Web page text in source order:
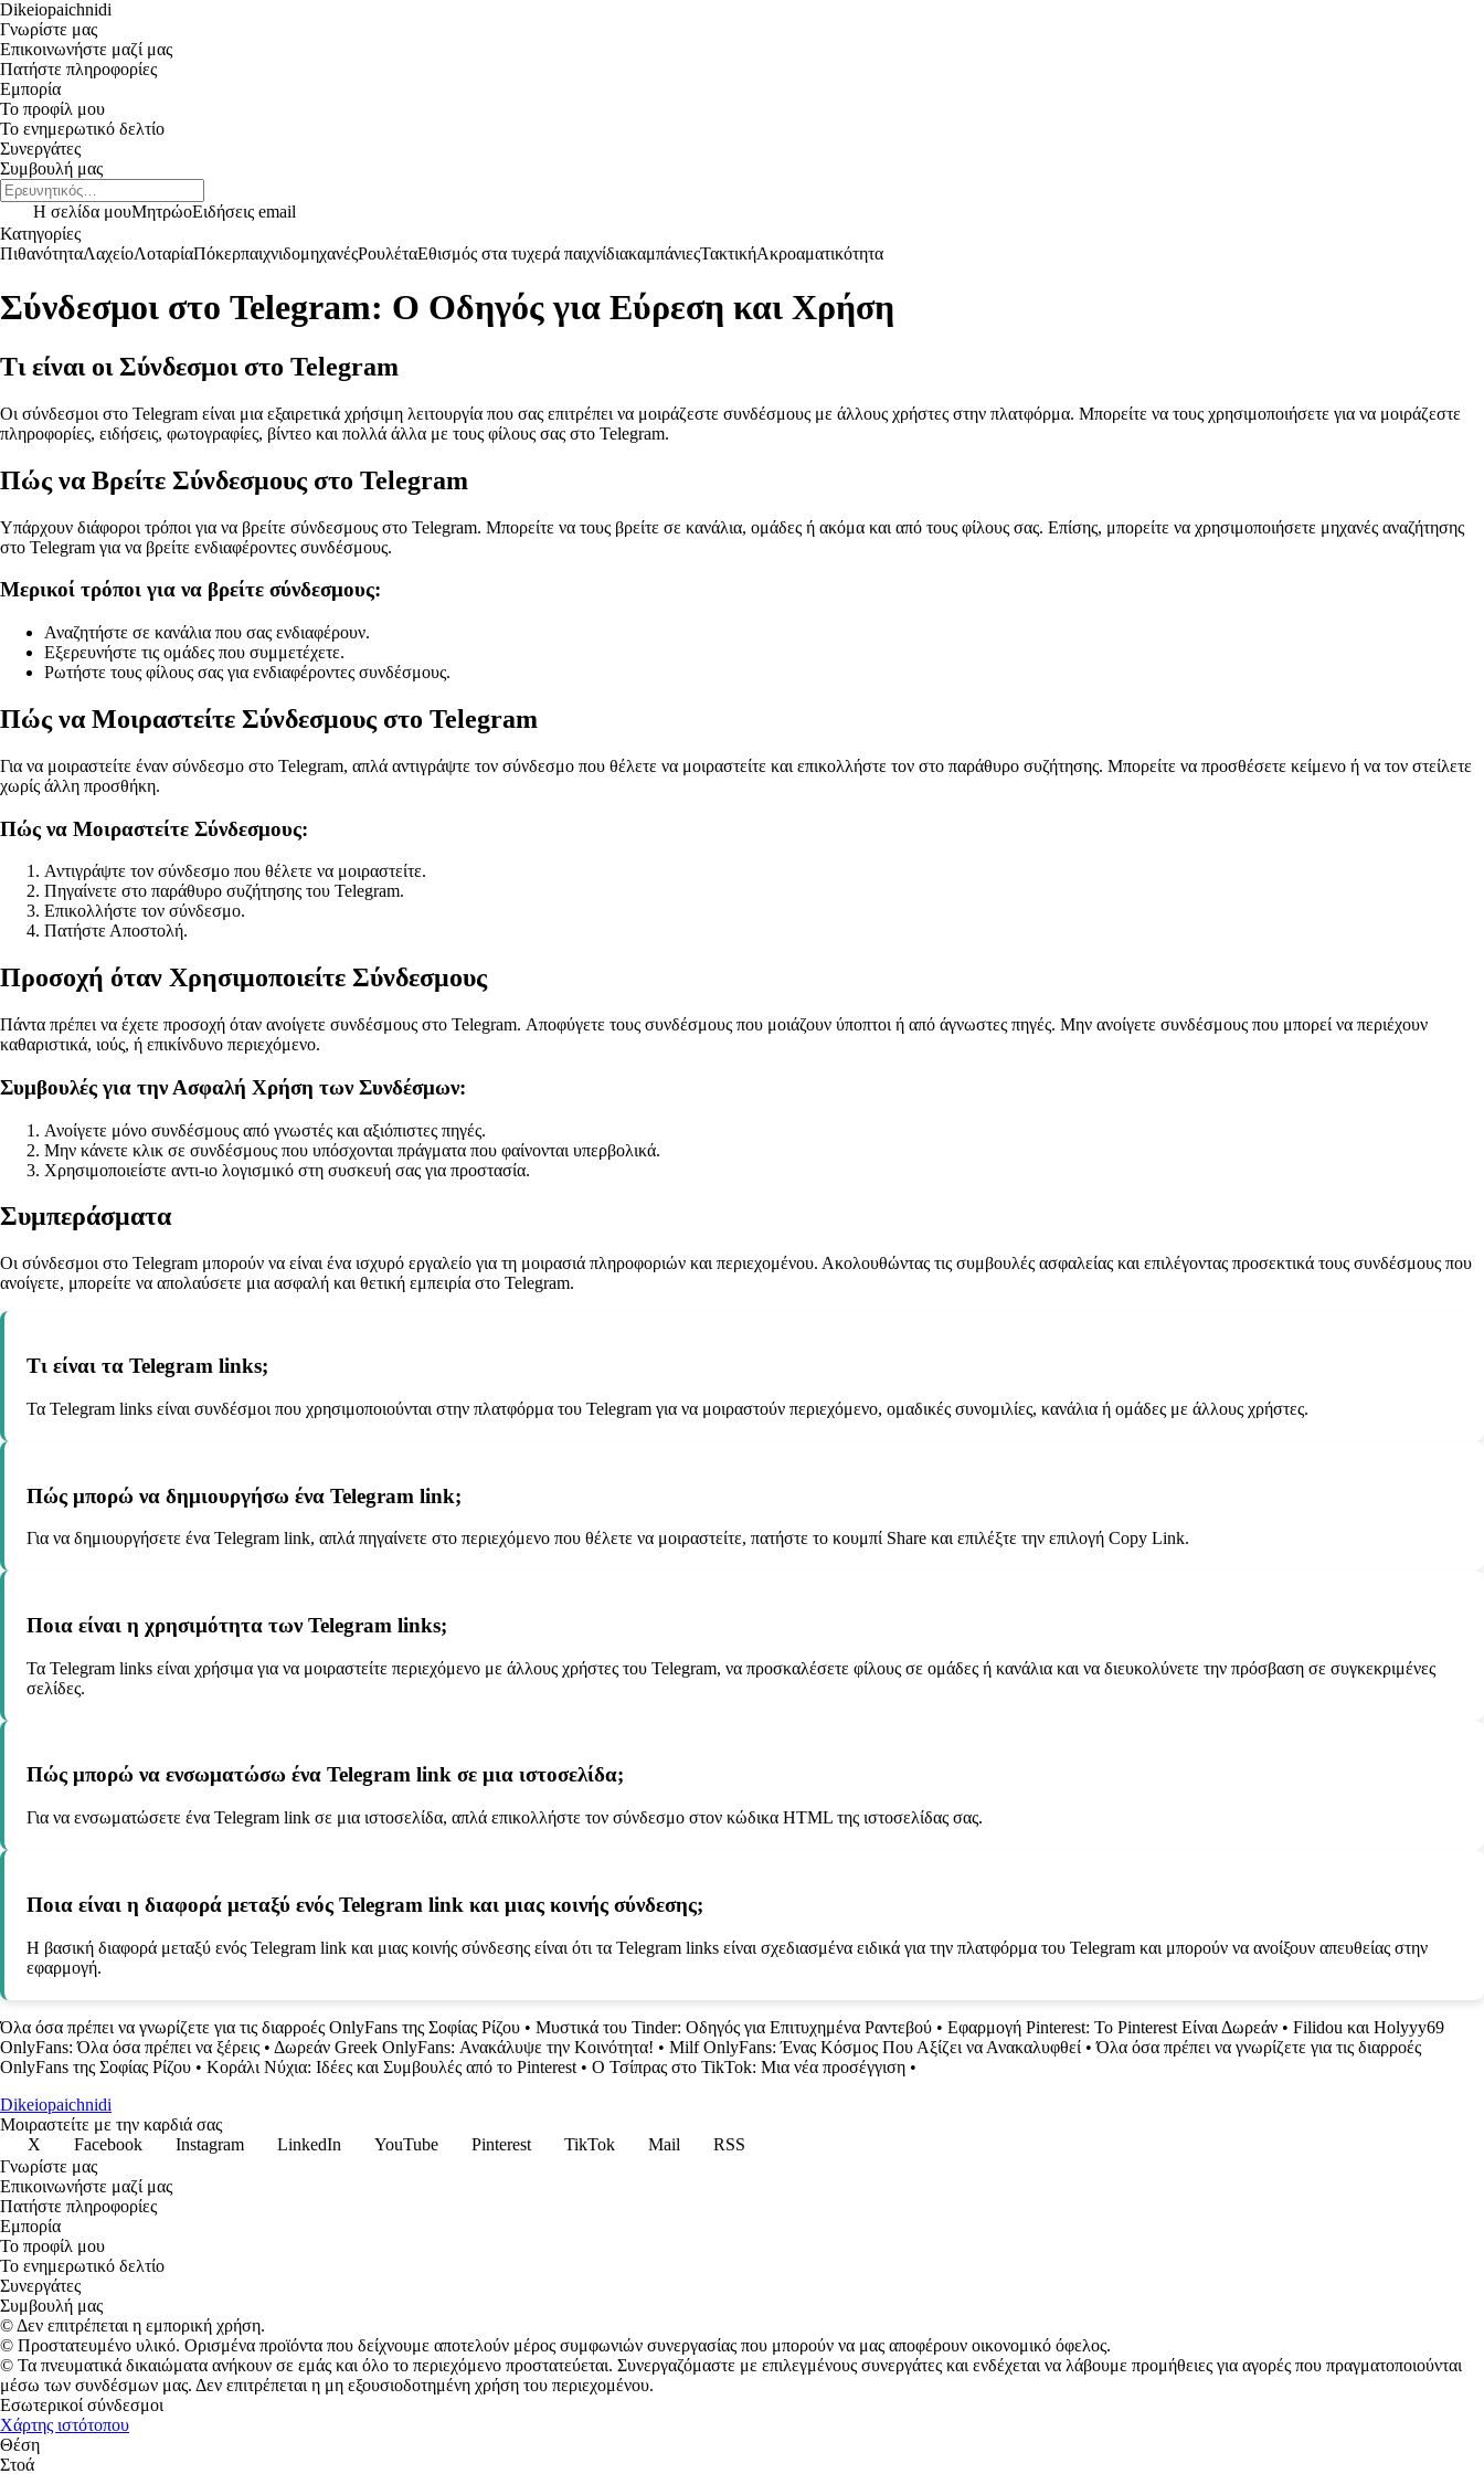
Dikeiopaichnidi
Γνωρίστε μας
Επικοινωνήστε μαζί μας
Πατήστε πληροφορίες
Εμπορία
Το προφίλ μου
Το ενημερωτικό δελτίο
Συνεργάτες
Συμβουλή μας
Η σελίδα μουΜητρώοΕιδήσεις email
Κατηγορίες
ΠιθανότηταΛαχείοΛοταρίαΠόκερπαιχνιδομηχανέςΡουλέταΕθισμός στα τυχερά παιχνίδιακαμπάνιεςΤακτικήΑκροαματικότητα
Σύνδεσμοι στο Telegram: Ο Οδηγός για Εύρεση και Χρήση
Τι είναι οι Σύνδεσμοι στο Telegram
Οι σύνδεσμοι στο Telegram είναι μια εξαιρετικά χρήσιμη λειτουργία που σας επιτρέπει να μοιράζεστε συνδέσμους με άλλους χρήστες στην πλατφόρμα. Μπορείτε να τους χρησιμοποιήσετε για να μοιράζεστε
πληροφορίες, ειδήσεις, φωτογραφίες, βίντεο και πολλά άλλα με τους φίλους σας στο Telegram.
Πώς να Βρείτε Σύνδεσμους στο Telegram
Υπάρχουν διάφοροι τρόποι για να βρείτε σύνδεσμους στο Telegram. Μπορείτε να τους βρείτε σε κανάλια, ομάδες ή ακόμα και από τους φίλους σας. Επίσης, μπορείτε να χρησιμοποιήσετε μηχανές αναζήτησης
στο Telegram για να βρείτε ενδιαφέροντες συνδέσμους.
Μερικοί τρόποι για να βρείτε σύνδεσμους:
Αναζητήστε σε κανάλια που σας ενδιαφέρουν.
Εξερευνήστε τις ομάδες που συμμετέχετε.
Ρωτήστε τους φίλους σας για ενδιαφέροντες συνδέσμους.
Πώς να Μοιραστείτε Σύνδεσμους στο Telegram
Για να μοιραστείτε έναν σύνδεσμο στο Telegram, απλά αντιγράψτε τον σύνδεσμο που θέλετε να μοιραστείτε και επικολλήστε τον στο παράθυρο συζήτησης. Μπορείτε να προσθέσετε κείμενο ή να τον στείλετε
χωρίς άλλη προσθήκη.
Πώς να Μοιραστείτε Σύνδεσμους:
Αντιγράψτε τον σύνδεσμο που θέλετε να μοιραστείτε.
Πηγαίνετε στο παράθυρο συζήτησης του Telegram.
Επικολλήστε τον σύνδεσμο.
Πατήστε Αποστολή.
Προσοχή όταν Χρησιμοποιείτε Σύνδεσμους
Πάντα πρέπει να έχετε προσοχή όταν ανοίγετε συνδέσμους στο Telegram. Αποφύγετε τους συνδέσμους που μοιάζουν ύποπτοι ή από άγνωστες πηγές. Μην ανοίγετε συνδέσμους που μπορεί να περιέχουν
καθαριστικά, ιούς, ή επικίνδυνο περιεχόμενο.
Συμβουλές για την Ασφαλή Χρήση των Συνδέσμων:
Ανοίγετε μόνο συνδέσμους από γνωστές και αξιόπιστες πηγές.
Μην κάνετε κλικ σε συνδέσμους που υπόσχονται πράγματα που φαίνονται υπερβολικά.
Χρησιμοποιείστε αντι-ιο λογισμικό στη συσκευή σας για προστασία.
Συμπεράσματα
Οι σύνδεσμοι στο Telegram μπορούν να είναι ένα ισχυρό εργαλείο για τη μοιρασιά πληροφοριών και περιεχομένου. Ακολουθώντας τις συμβουλές ασφαλείας και επιλέγοντας προσεκτικά τους συνδέσμους που
ανοίγετε, μπορείτε να απολαύσετε μια ασφαλή και θετική εμπειρία στο Telegram.
Τι είναι τα Telegram links;
Τα Telegram links είναι συνδέσμοι που χρησιμοποιούνται στην πλατφόρμα του Telegram για να μοιραστούν περιεχόμενο, ομαδικές συνομιλίες, κανάλια ή ομάδες με άλλους χρήστες.
Πώς μπορώ να δημιουργήσω ένα Telegram link;
Για να δημιουργήσετε ένα Telegram link, απλά πηγαίνετε στο περιεχόμενο που θέλετε να μοιραστείτε, πατήστε το κουμπί Share και επιλέξτε την επιλογή Copy Link.
Ποια είναι η χρησιμότητα των Telegram links;
Τα Telegram links είναι χρήσιμα για να μοιραστείτε περιεχόμενο με άλλους χρήστες του Telegram, να προσκαλέσετε φίλους σε ομάδες ή κανάλια και να διευκολύνετε την πρόσβαση σε συγκεκριμένες
σελίδες.
Πώς μπορώ να ενσωματώσω ένα Telegram link σε μια ιστοσελίδα;
Για να ενσωματώσετε ένα Telegram link σε μια ιστοσελίδα, απλά επικολλήστε τον σύνδεσμο στον κώδικα HTML της ιστοσελίδας σας.
Ποια είναι η διαφορά μεταξύ ενός Telegram link και μιας κοινής σύνδεσης;
Η βασική διαφορά μεταξύ ενός Telegram link και μιας κοινής σύνδεσης είναι ότι τα Telegram links είναι σχεδιασμένα ειδικά για την πλατφόρμα του Telegram και μπορούν να ανοίξουν απευθείας στην
εφαρμογή.
Όλα όσα πρέπει να γνωρίζετε για τις διαρροές OnlyFans της Σοφίας Ρίζου • Μυστικά του Tinder: Οδηγός για Επιτυχημένα Ραντεβού • Εφαρμογή Pinterest: Το Pinterest Είναι Δωρεάν • Filidou και Holyyy69
OnlyFans: Όλα όσα πρέπει να ξέρεις • Δωρεάν Greek OnlyFans: Ανακάλυψε την Κοινότητα! • Μilf OnlyFans: Ένας Κόσμος Που Αξίζει να Ανακαλυφθεί •Όλα όσα πρέπει να γνωρίζετε για τις διαρροές
OnlyFans της Σοφίας Ρίζου • Κοράλι Νύχια: Ιδέες και Συμβουλές από το Pinterest • Ο Τσίπρας στο TikTok: Μια νέα προσέγγιση •
Dikeiopaichnidi
Μοιραστείτε με την καρδιά σας
X
Facebook Instagram LinkedIn YouTube Pinterest TikTok Mail
RSS
Γνωρίστε μας
Επικοινωνήστε μαζί μας
Πατήστε πληροφορίες
Εμπορία
Το προφίλ μου
Το ενημερωτικό δελτίο
Συνεργάτες
Συμβουλή μας
© Δεν επιτρέπεται η εμπορική χρήση.
© Προστατευμένο υλικό. Ορισμένα προϊόντα που δείχνουμε αποτελούν μέρος συμφωνιών συνεργασίας που μπορούν να μας αποφέρουν οικονομικό όφελος.
© Τα πνευματικά δικαιώματα ανήκουν σε εμάς και όλο το περιεχόμενο προστατεύεται. Συνεργαζόμαστε με επιλεγμένους συνεργάτες και ενδέχεται να λάβουμε προμήθειες για αγορές που πραγματοποιούνται
μέσω των συνδέσμων μας. Δεν επιτρέπεται η μη εξουσιοδοτημένη χρήση του περιεχομένου.
Εσωτερικοί σύνδεσμοι
Χάρτης ιστότοπου
Θέση
Στοά